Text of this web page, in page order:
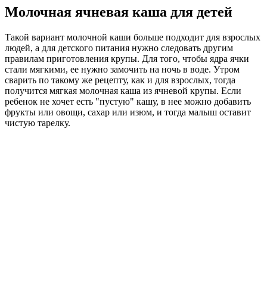
Молочная ячневая каша для детей
Такой вариант молочной каши больше подходит для взрослых
людей, а для детского питания нужно следовать другим
правилам приготовления крупы. Для того, чтобы ядра ячки
стали мягкими, ее нужно замочить на ночь в воде. Утром
сварить по такому же рецепту, как и для взрослых, тогда
получится мягкая молочная каша из ячневой крупы. Если
ребенок не хочет есть "пустую" кашу, в нее можно добавить
фрукты или овощи, сахар или изюм, и тогда малыш оставит
чистую тарелку.